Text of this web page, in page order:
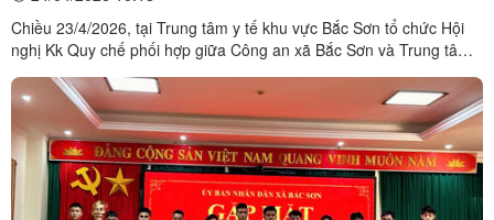
Chiều 23/4/2026, tại Trung tâm y tế khu vực Bắc Sơn tổ chức Hội
nghị Kk Quy chế phối hợp giữa Công an xã Bắc Sơn và Trung tâm
Tư, Đảng ủy viên, Phó Chủ tịch UBND xã Bắc Sơn cùng các đồng
chí Lãnh đạo và cán bộ của hai đơn vị.Theo đó, ...